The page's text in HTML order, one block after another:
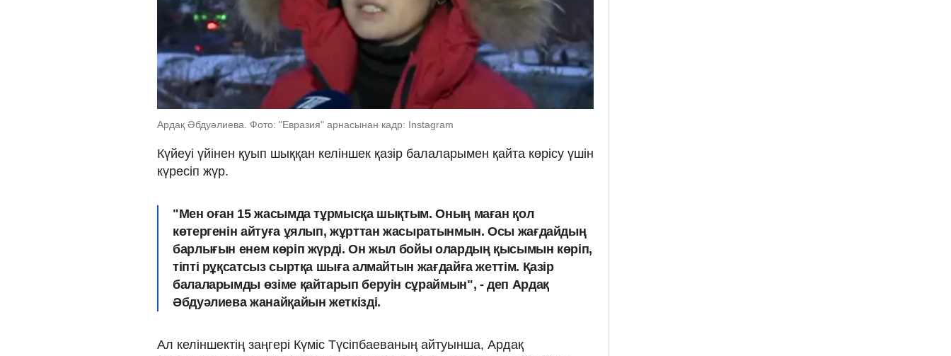
Ардақ Әбдуәлиева. Фото: "Евразия" арнасынан кадр: Instagram
Күйеуі үйінен қуып шыққан келіншек қазір балаларымен қайта көрісу үшін
күресіп жүр.
"Мен оған 15 жасымда тұрмысқа шықтым. Оның маған қол
көтергенін айтуға ұялып, жұрттан жасыратынмын. Осы жағдайдың
барлығын енем көріп жүрді. Он жыл бойы олардың қысымын көріп,
тіпті рұқсатсыз сыртқа шыға алмайтын жағдайға жеттім. Қазір
балаларымды өзіме қайтарып беруін сұраймын", - деп Ардақ
Әбдуәлиева жанайқайын жеткізді.
Ал келіншектің заңгері Күміс Түсіпбаеваның айтуынша, Ардақ